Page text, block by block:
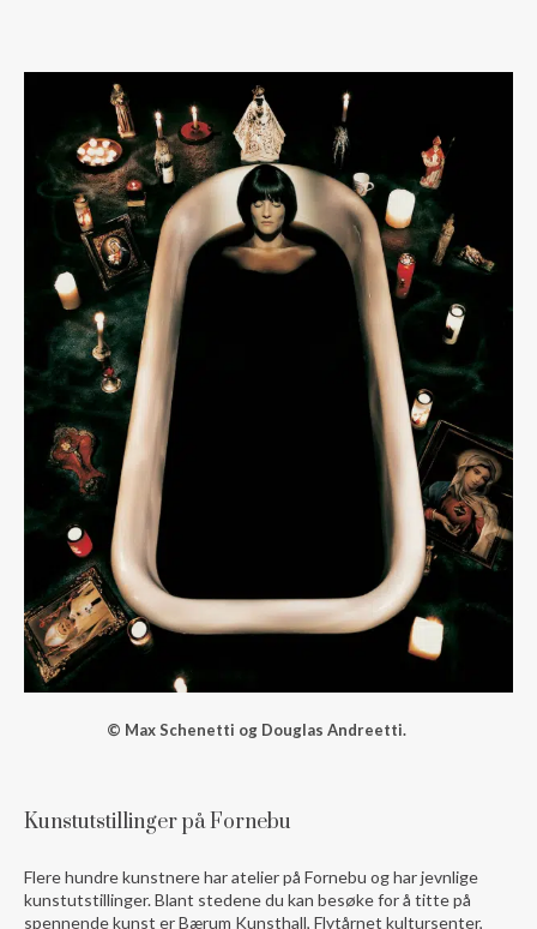
© Max Schenetti og Douglas Andreetti.
Kunstutstillinger på Fornebu
Flere hundre kunstnere har atelier på Fornebu og har jevnlige
kunstutstillinger. Blant stedene du kan besøke for å titte på
spennende kunst er Bærum Kunsthall, Flytårnet kultursenter,